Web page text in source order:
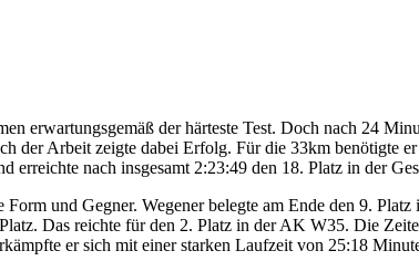
erwartungsgemäß der härteste Test. Doch nach 24
der Arbeit zeigte dabei Erfolg. Für die 33km benötigte
nach insgesamt 2:23:49 den 18. Platz in der
und Gegner. Wegener belegte am Ende den 9.
Das reichte für den 2. Platz in der AK W35. Die
er sich mit einer starken Laufzeit von 25:18